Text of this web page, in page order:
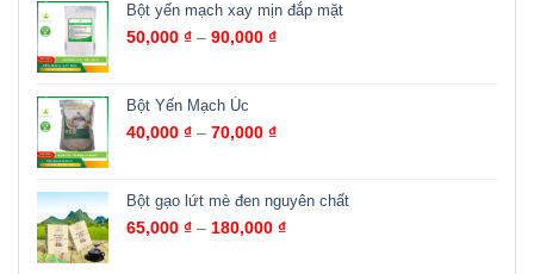
Bột yến mạch xay mịn đắp mặt
50,000 ₫ – 90,000 ₫
Bột Yến Mạch Úc
40,000 ₫ – 70,000 ₫
Bột gạo lứt mè đen nguyên chất
65,000 ₫ – 180,000 ₫